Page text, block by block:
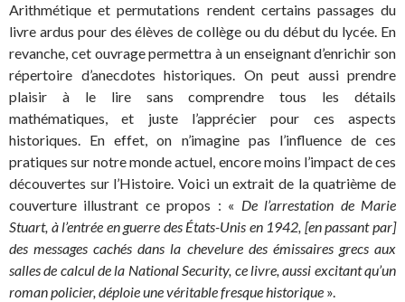
Arithmétique et permutations rendent certains passages du
livre ardus pour des élèves de collège ou du début du lycée. En
revanche, cet ouvrage permettra à un enseignant d’enrichir son
répertoire d’anecdotes historiques. On peut aussi prendre
plaisir à le lire sans comprendre tous les détails
mathématiques, et juste l’apprécier pour ces aspects
historiques. En effet, on n’imagine pas l’influence de ces
pratiques sur notre monde actuel, encore moins l’impact de ces
découvertes sur l’Histoire. Voici un extrait de la quatrième de
couverture illustrant ce propos : « De l’arrestation de Marie
Stuart, à l’entrée en guerre des États-Unis en 1942, [en passant par]
des messages cachés dans la chevelure des émissaires grecs aux
salles de calcul de la National Security, ce livre, aussi excitant qu’un
roman policier, déploie une véritable fresque historique ».